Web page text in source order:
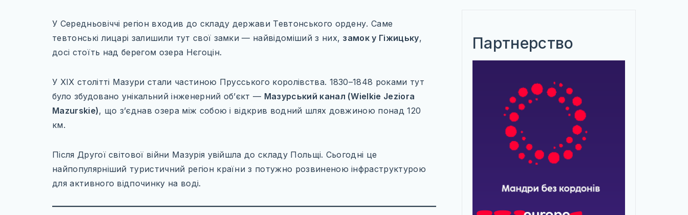
У Середньовіччі регіон входив до складу держави Тевтонського ордену. Саме
тевтонські лицарі залишили тут свої замки — найвідоміший з них, замок у Гіжицьку,
досі стоїть над берегом озера Нєгоцін.
У XIX столітті Мазури стали частиною Прусського королівства. 1830–1848 роками тут
було збудовано унікальний інженерний об’єкт — Мазурський канал (Wielkie Jeziora
Mazurskie), що з’єднав озера між собою і відкрив водний шлях довжиною понад 120
км.
Після Другої світової війни Мазурія увійшла до складу Польщі. Сьогодні це
найпопулярніший туристичний регіон країни з потужно розвиненою інфраструктурою
для активного відпочинку на воді.
Партнерство